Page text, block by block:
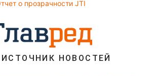
Тана
о прозрачности JTI
НОВОСТЕЙ